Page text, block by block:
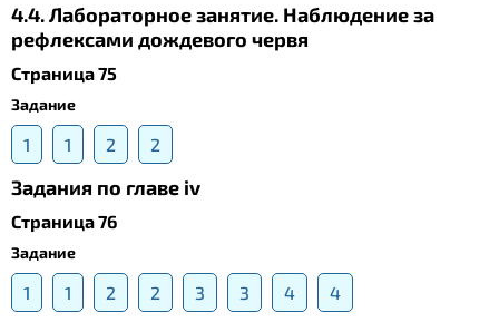
4.4. Лабораторное занятие. Наблюдение за
рефлексами дождевого червя
Страница 75
Задание
1 1 2 2
Задания по главе iv
Страница 76
Задание
1 1 2 2 3 3 4 4